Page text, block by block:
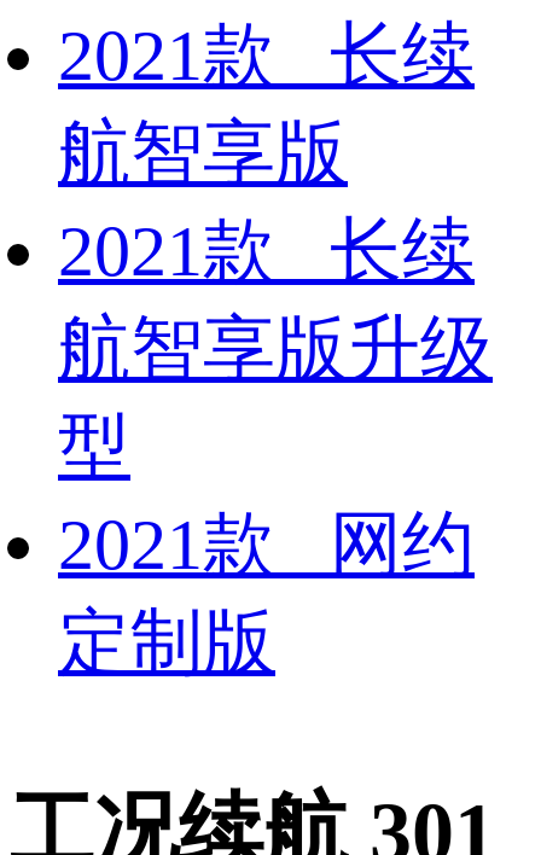
2021款 长续
航智享版
2021款 长续
航智享版升级
型
2021款 网约
定制版
工况续航 301